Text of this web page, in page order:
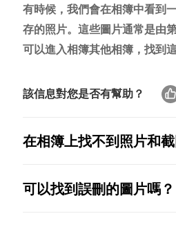
有時候，我們會在相簿中看到
存的照片。這些圖片通常是由
可以進入相簿其他相簿，找到
該信息對您是否有幫助？
在相簿上找不到照片和
可以找到誤刪的圖片嗎？